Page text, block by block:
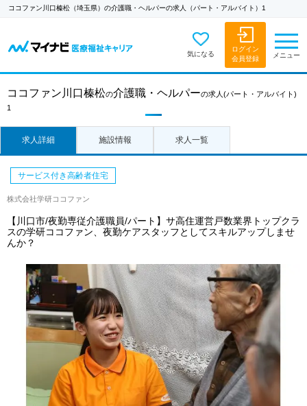
ココファン川口榛松（埼玉県）の介護職・ヘルパーの求人（パート・アルバイト）1
気になる
ログイン
会員登録
メニュー
ココファン川口榛松の介護職・ヘルパーの求人 (パート・アルバイト)
1
求人詳細 施設情報 求人一覧
サービス付き高齢者住宅
株式会社学研ココファン
【川口市/夜勤専従介護職員/パート】サ高住運営戸数業界トップクラ
スの学研ココファン、夜勤ケアスタッフとしてスキルアップしませ
んか？